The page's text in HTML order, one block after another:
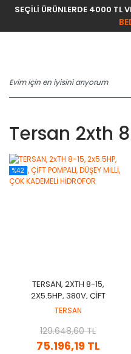
SEÇİLİ ÜRÜNLERDE 4000 TL
Tersan 2xth
%42
TERSAN, 2XTH 8-15,
2X5.5HP, 380V, ÇİFT
POMPALI, DÜŞEY MİLLİ, ÇOK
TERSAN
75.196,19 TL
129.648,60 TL